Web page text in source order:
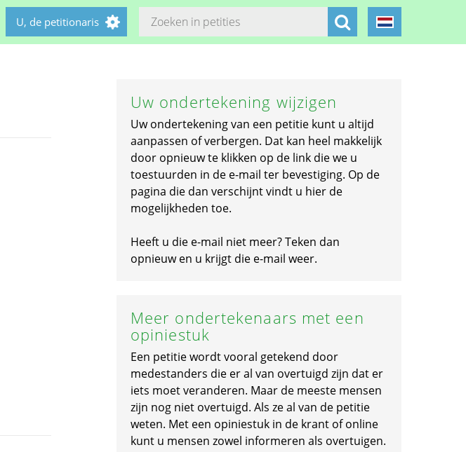
U, de petitionaris
Uw ondertekening wijzigen
Uw ondertekening van een petitie kunt u altijd
aanpassen of verbergen. Dat kan heel makkelijk
door opnieuw te klikken op de link die we u
toestuurden in de e-mail ter bevestiging. Op de
pagina die dan verschijnt vindt u hier de
mogelijkheden toe.
Heeft u die e-mail niet meer? Teken dan
opnieuw en u krijgt die e-mail weer.
Meer ondertekenaars met een
opiniestuk
Een petitie wordt vooral getekend door
medestanders die er al van overtuigd zijn dat er
iets moet veranderen. Maar de meeste mensen
zijn nog niet overtuigd. Als ze al van de petitie
weten. Met een opiniestuk in de krant of online
kunt u mensen zowel informeren als overtuigen.